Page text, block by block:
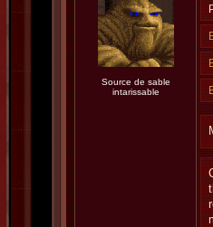
Source de sable
intarissable